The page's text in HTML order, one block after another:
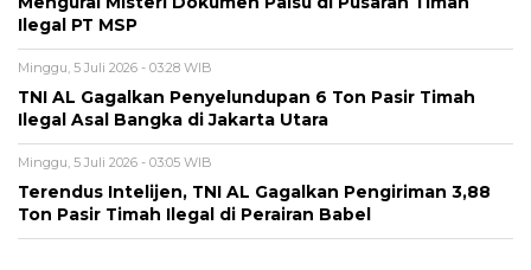
Ilegal PT MSP
Minggu, 5 Juli 2026 - 03:28 WIB
TNI AL Gagalkan Penyelundupan 6 Ton Pasir Timah
Ilegal Asal Bangka di Jakarta Utara
Minggu, 5 Juli 2026 - 03:05 WIB
Terendus Intelijen, TNI AL Gagalkan Pengiriman 3,88
Ton Pasir Timah Ilegal di Perairan Babel